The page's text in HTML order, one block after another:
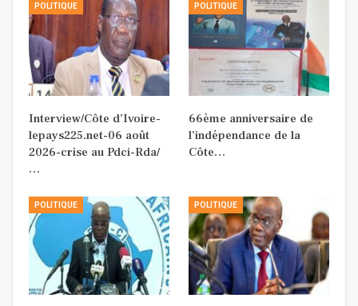
POLITIQUE
Interview/Côte d’Ivoire-
lepays225.net-06 août
2026-crise au Pdci-Rda/
…
POLITIQUE
66ème anniversaire de
l’indépendance de la
Côte…
POLITIQUE POLITIQUE